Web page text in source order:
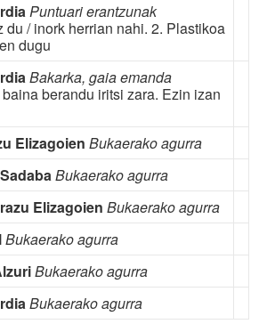
Puntuari erantzunak
du / inork herrian nahi. 2. Plastikoa
dugu
Bakarka, gaia emanda
berandu iritsi zara. Ezin izan
Elizagoien Bukaerako agurra
Bukaerako agurra
Elizagoien Bukaerako agurra
Bukaerako agurra
Bukaerako agurra
Bukaerako agurra